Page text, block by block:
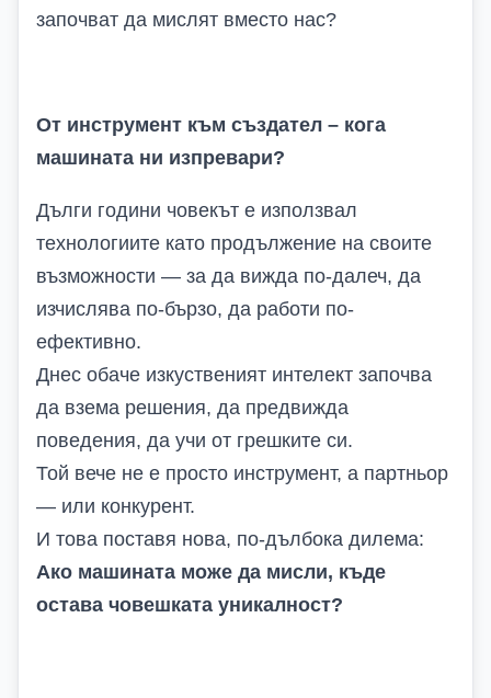
започват да мислят вместо нас?
От инструмент към създател – кога
машината ни изпревари?
Дълги години човекът е използвал
технологиите като продължение на своите
възможности — за да вижда по-далеч, да
изчислява по-бързо, да работи по-
ефективно.
Днес обаче изкуственият интелект започва
да взема решения, да предвижда
поведения, да учи от грешките си.
Той вече не е просто инструмент, а партньор
— или конкурент.
И това поставя нова, по-дълбока дилема:
Ако машината може да мисли, къде
остава човешката уникалност?